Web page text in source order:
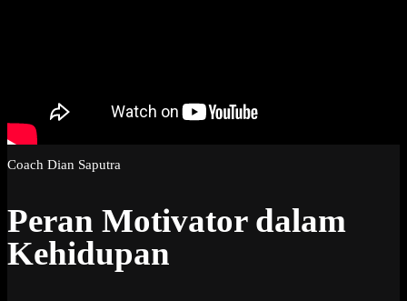
Coach Dian Saputra
Peran Motivator dalam
Kehidupan